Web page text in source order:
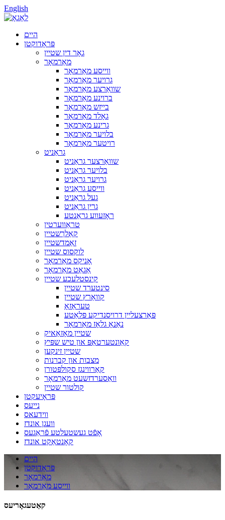
English
היים
פּראָדוקטן
גאָר דין שטיין
מאַרמאָר
ווייסע מאַרמאָר
גרויער מאַרמאָר
שוואַרצע מאַרמאָר
ברוינע מאַרמאָר
בייזש מאַרמאָר
גאָלד מאַרמאָר
גרינע מאַרמאָר
בלויער מאַרמאָר
רויטער מאַרמאָר
גראַניט
שוואַרצער גראַניט
בלויער גראַניט
גרויער גראַניט
ווייסע גראַניט
געל גראַניט
גרין גראַניט
ראָזעווע גראַנטע
טראַווערטין
קאַלךשטיין
זאַמדשטיין
לוקסוס שטיין
אָניקס מאַרמאָר
אַגאַט מאַרמאָר
קינסטלעכע שטיין
סינטערד שטיין
קוואַרץ שטיין
טעראַזאָ
פּאָרצעליין דרויסנדיקע פּלאַטע
נאַנאָ גלאָז מאַרמאָר
שטיין מאָזאַאיק
קאַונטערטאַפּ און טיש שפּיץ
שטיין זינקען
מצבות און קברנות
קאַרווינגז סקולפּטורן
וואַסערדזשעט מאַרמאָר
קולטור שטיין
פּראָיעקטן
נייעס
ווידעאס
וועגן אונדז
אָפֿט געשטעלטע פֿראַגעס
קאָנטאַקט אונדז
היים
פּראָדוקטן
מאַרמאָר
ווייסע מאַרמאָר
קאַטעגאָריעס